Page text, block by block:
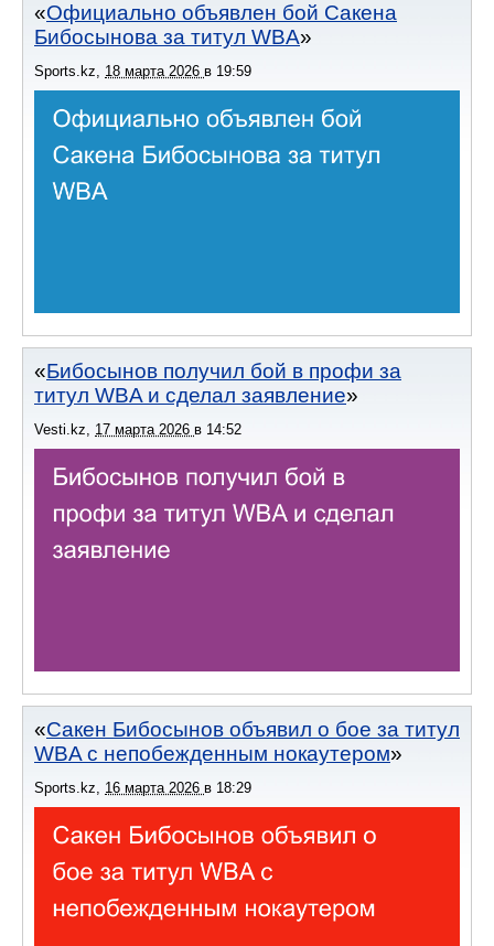
Официально объявлен бой Сакена
Бибосынова за титул WBA
Sports.kz, 18 марта 2026 в 19:59
Бибосынов получил бой в профи за
титул WBA и сделал заявление
Vesti.kz 17 марта 2026 в 14:52
Сакен Бибосынов объявил о бое за титул
WBA с непобежденным нокаутером
Sports.kz 16 марта 2026 в 18:29